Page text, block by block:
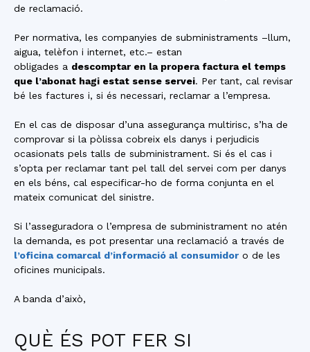
de reclamació.
Per normativa, les companyies de subministraments –llum,
aigua, telèfon i internet, etc.– estan
obligades a descomptar en la propera factura el temps
que l’abonat hagi estat sense servei. Per tant, cal revisar
bé les factures i, si és necessari, reclamar a l’empresa.
En el cas de disposar d’una assegurança multirisc, s’ha de
comprovar si la pòlissa cobreix els danys i perjudicis
ocasionats pels talls de subministrament. Si és el cas i
s’opta per reclamar tant pel tall del servei com per danys
en els béns, cal especificar-ho de forma conjunta en el
mateix comunicat del sinistre.
Si l’asseguradora o l’empresa de subministrament no atén
la demanda, es pot presentar una reclamació a través de
l’oficina comarcal d’informació al consumidor o de les
oficines municipals.
A banda d’això,
QUÈ ÉS POT FER SI